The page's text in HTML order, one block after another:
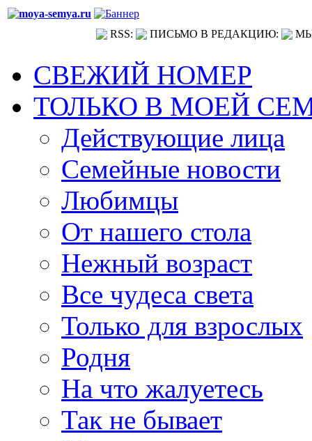
RSS: ПИСЬМО В РЕДАКЦИЮ:
СВЕЖИЙ НОМЕР
ТОЛЬКО В МОЕЙ
Действующие лица
Семейные новости
Любимцы
От нашего стола
Нежный возраст
Все чудеса света
Только для взрослых
Родня
На что жалуетесь
Так не бывает